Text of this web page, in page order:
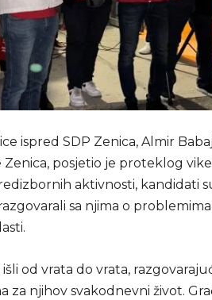
ispred SDP Zenica, Almir
Zenica, posjetio je proteklog
aktivnosti, kandidati
sa njima o
od vrata do vrata,
za njihov svakodnevni život.